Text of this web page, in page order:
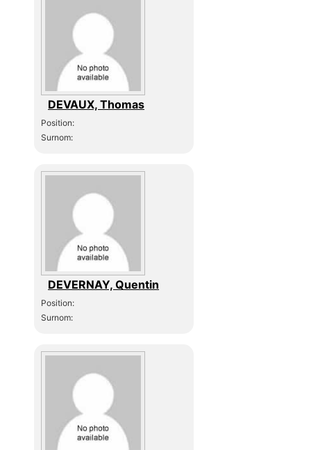
DEVAUX, Thomas
Position:
Surnom:
DEVERNAY, Quentin
Position:
Surnom: